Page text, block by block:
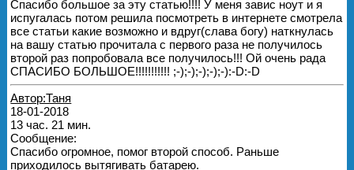
Спасибо большое за эту статью!!!! У меня завис ноут и я
испугалась потом решила посмотреть в интернете смотрела
все статьи какие возможно и вдруг(слава богу) наткнулась
на вашу статью прочитала с первого раза не получилось
второй раз попробовала все получилось!!! Ой очень рада
СПАСИБО БОЛЬШОЕ!!!!!!!!!!! ;-);-);-);-);-):-D:-D
Автор:Таня
18-01-2018
13 час. 21 мин.
Сообщение:
Спасибо огромное, помог второй способ. Раньше
приходилось вытягивать батарею.